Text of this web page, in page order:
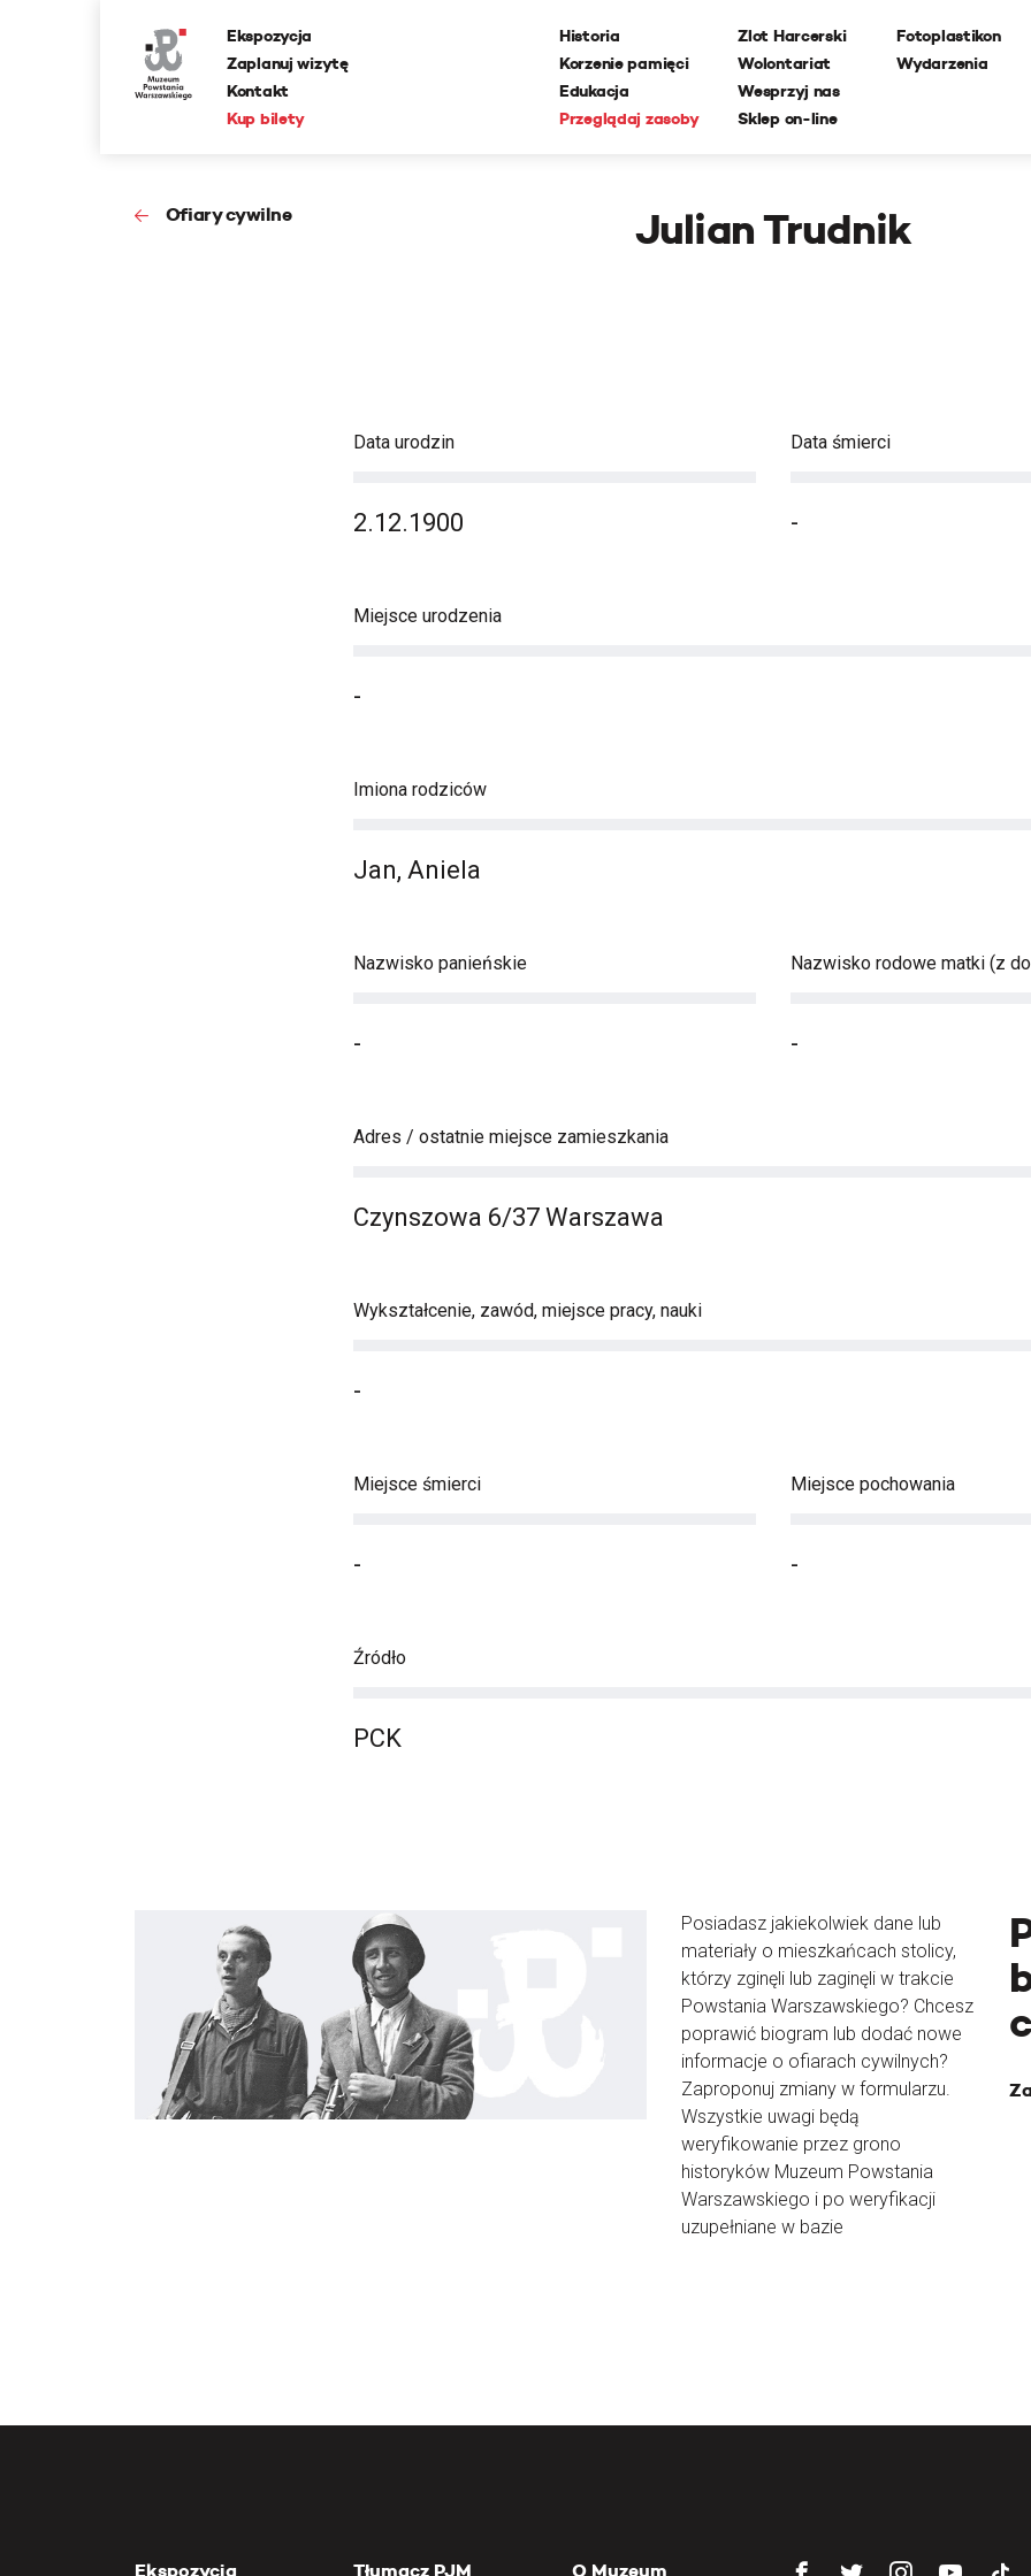
Ekspozycja
Zaplanuj wizytę
Kontakt
Kup bilety
Historia
Korzenie pamięci
Edukacja
Przeglądaj zasoby
Zlot Harcerski
Wolontariat
Wesprzyj nas
Sklep on-line
Fotoplastikon
Wydarzenia
Ofiary cywilne Julian Trudnik
Data urodzin
2.12.1900
Data śmierci
-
Miejsce urodzenia
-
Imiona rodziców
Jan, Aniela
Nazwisko panieńskie
-
Nazwisko rodowe matki (z
-
Adres / ostatnie miejsce zamieszkania
Czynszowa 6/37 Warszawa
Wykształcenie, zawód, miejsce pracy, nauki
-
Miejsce śmierci
-
Miejsce pochowania
-
Źródło
PCK
Posiadasz jakiekolwiek dane lub
materiały o mieszkańcach stolicy,
którzy zginęli lub zaginęli w trakcie
Powstania Warszawskiego? Chcesz
poprawić biogram lub dodać nowe
informacje o ofiarach cywilnych?
Zaproponuj zmiany w formularzu.
Wszystkie uwagi będą
weryfikowanie przez grono
historyków Muzeum Powstania
Warszawskiego i po weryfikacji
uzupełniane w bazie
Ekspozycja Tłumacz PJM O Muzeum